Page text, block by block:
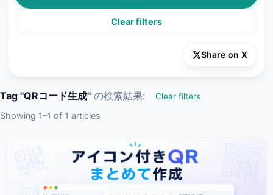
Clear filters
Share on X
Tag "QRコード生成" の検索結果: Clear filters
Showing 1–1 of 1 articles